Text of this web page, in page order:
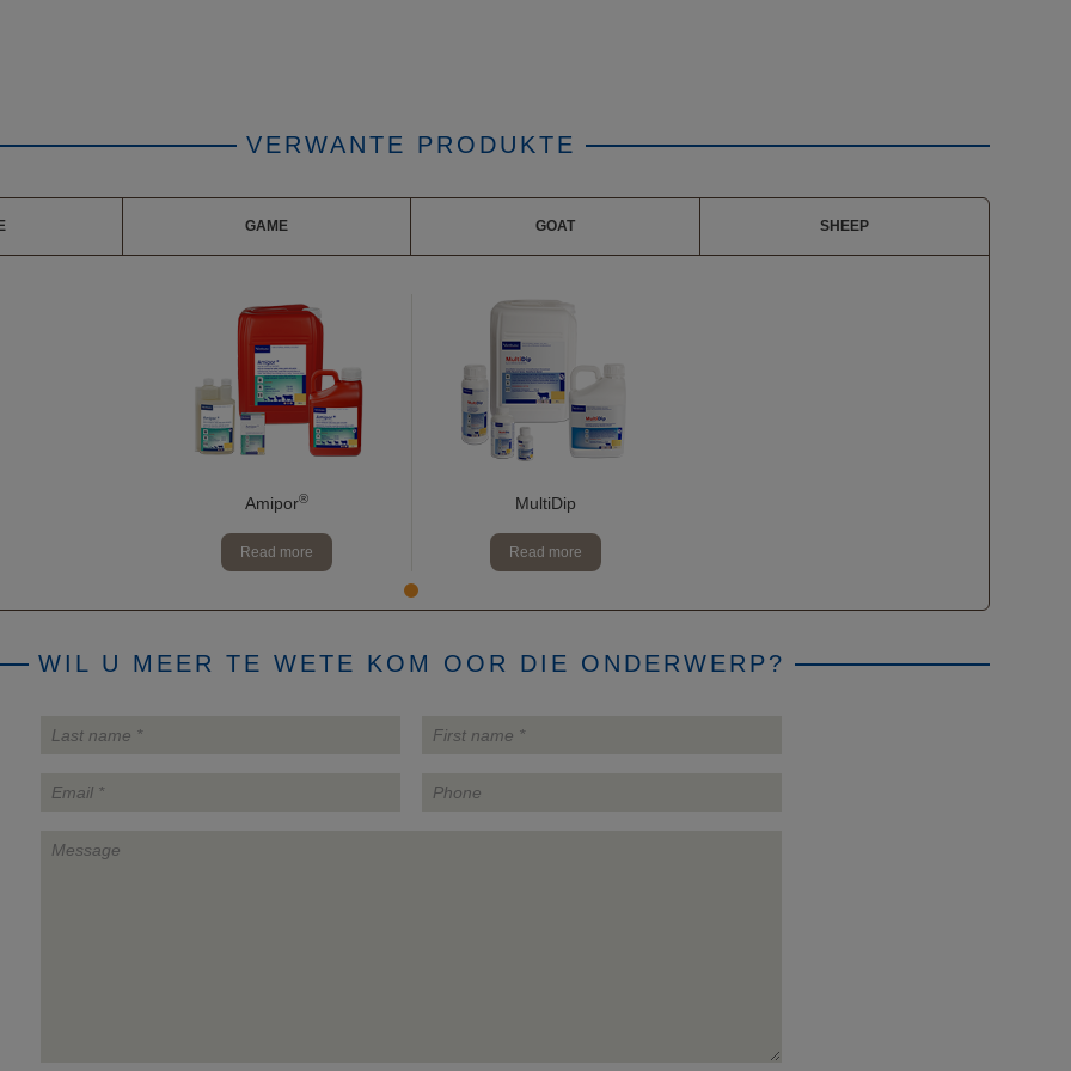
VERWANTE PRODUKTE
GAME GOAT SHEEP
Amipor®
Read more
MultiDip
Read more
WIL U MEER TE WETE KOM OOR DIE ONDERWERP?